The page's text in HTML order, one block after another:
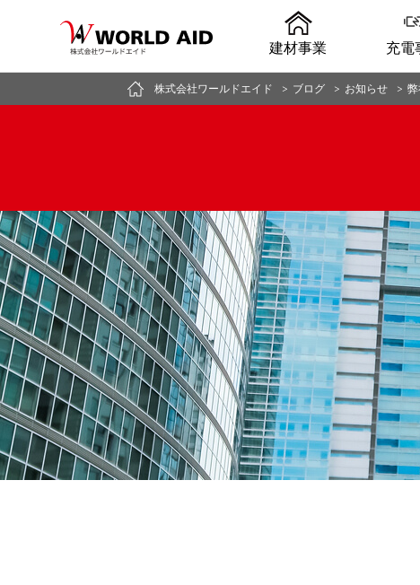
建材事業 充電
株式会社ワールドエイド > ブログ > お知らせ >